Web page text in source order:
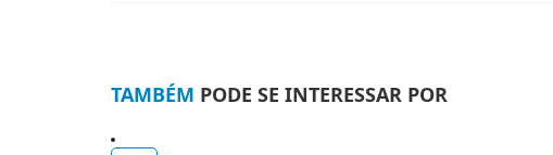
TAMBÉM PODE SE INTERESSAR POR